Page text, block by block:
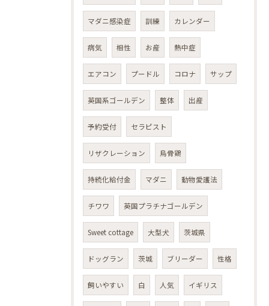
マダニ感染症 訓練 カレンダー
病気 相性 お産 熱中症
エアコン プードル コロナ サップ
英国系ゴールデン 整体 出産
予約受付 セラピスト
リザクレーション 烏骨鶏
持続化給付金 マダニ 動物愛護法
チワワ 英国プラチナゴールデン
Sweet cottage 大型犬 茨城県
ドッグラン 茨城 ブリーダー 性格
飼いやすい 白 人気 イギリス